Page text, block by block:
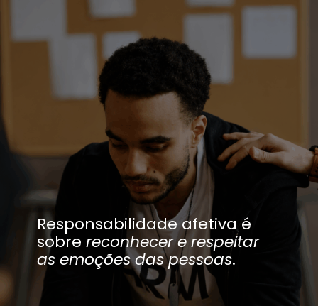
Responsabilidade afetiva é
sobrereconhecer e respeitar
as emoções das pessoas.